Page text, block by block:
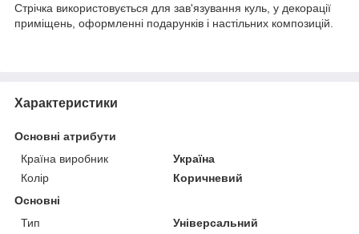
Стрічка використовується для зав'язування куль, у декорації
приміщень, оформленні подарунків і настільних композицій.
Характеристики
Основні атрибути
Країна виробник
Україна
Колір
Коричневий
Основні
Тип
Універсальний